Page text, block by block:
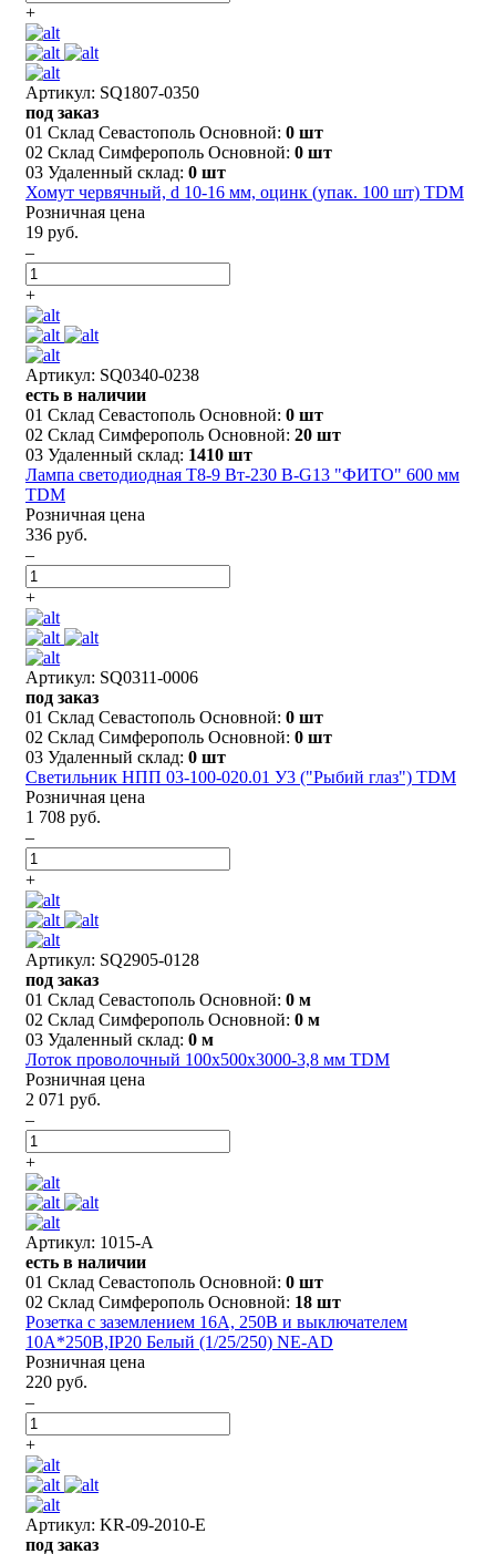
+
Артикул: SQ1807-0350
под заказ
01 Склад Севастополь Основной: 0 шт
02 Склад Симферополь Основной: 0 шт
03 Удаленный склад: 0 шт
Хомут червячный, d 10-16 мм, оцинк (упак. 100 шт) TDM
Розничная цена
19 руб.
–
+
Артикул: SQ0340-0238
есть в наличии
01 Склад Севастополь Основной: 0 шт
02 Склад Симферополь Основной: 20 шт
03 Удаленный склад: 1410 шт
Лампа светодиодная T8-9 Вт-230 В-G13 "ФИТО" 600 мм
TDM
Розничная цена
336 руб.
–
+
Артикул: SQ0311-0006
под заказ
01 Склад Севастополь Основной: 0 шт
02 Склад Симферополь Основной: 0 шт
03 Удаленный склад: 0 шт
Светильник НПП 03-100-020.01 У3 ("Рыбий глаз") TDM
Розничная цена
1 708 руб.
–
+
Артикул: SQ2905-0128
под заказ
01 Склад Севастополь Основной: 0 м
02 Склад Симферополь Основной: 0 м
03 Удаленный склад: 0 м
Лоток проволочный 100х500х3000-3,8 мм TDM
Розничная цена
2 071 руб.
–
+
Артикул: 1015-A
есть в наличии
01 Склад Севастополь Основной: 0 шт
02 Склад Симферополь Основной: 18 шт
Розетка с заземлением 16A, 250В и выключателем
10А*250В,IP20 Белый (1/25/250) NE-AD
Розничная цена
220 руб.
–
+
Артикул: KR-09-2010-E
под заказ